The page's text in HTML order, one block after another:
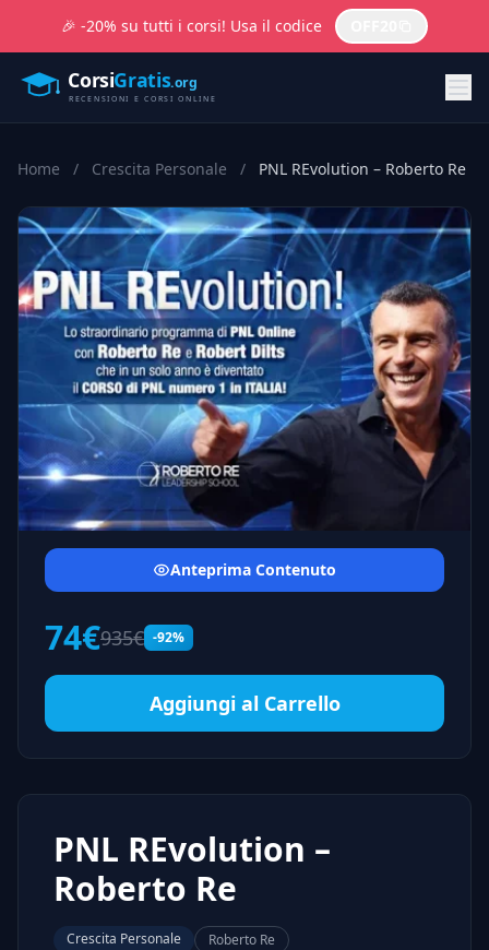
🎉 -20% su tutti i corsi! Usa il codice
Home / Crescita Personale / PNL REvolution – Roberto Re
Anteprima Contenuto
74€935€ -92%
Aggiungi al Carrello
PNL REvolution –
Roberto Re
Crescita Personale Roberto Re